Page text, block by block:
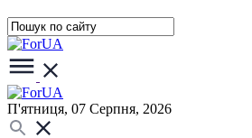
П'ятниця, 07 Серпня, 2026